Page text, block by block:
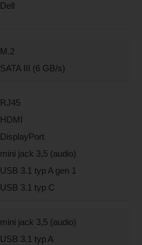
Dell
M.2
SATA III (6 GB/s)
RJ45
HDMI
DisplayPort
mini jack 3,5 (audio)
USB 3.1 typ A gen 1
USB 3.1 typ C
mini jack 3,5 (audio)
USB 3.1 typ A